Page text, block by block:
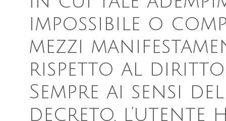
impossibile o
mezzi
rispetto al
Sempre ai sensi
decreto, l’utente